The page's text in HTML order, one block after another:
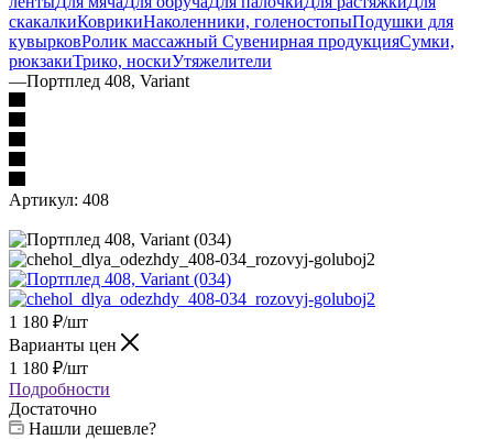
скакалкиКоврикиНаколенники, голеностопыПодушки для
кувырковРолик массажный Сувенирная продукцияСумки,
рюкзакиТрико, носкиУтяжелители
—Портплед 408, Variant
Артикул: 408
1 180 ₽/шт
Варианты цен
1 180 ₽/шт
Подробности
Достаточно
Нашли дешевле?